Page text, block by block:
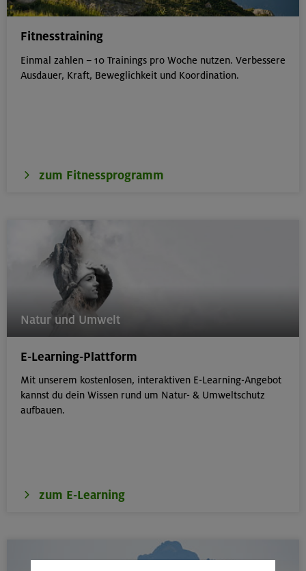
Fitnesstraining
Einmal zahlen – 10 Trainings pro Woche nutzen. Verbessere
Ausdauer, Kraft, Beweglichkeit und Koordination.
zum Fitnessprogramm
Natur und Umwelt
E-Learning-Plattform
Mit unserem kostenlosen, interaktiven E-Learning-Angebot
kannst du dein Wissen rund um Natur- & Umweltschutz
aufbauen.
zum E-Learning